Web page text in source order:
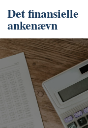
Det finansielle
ankenævn